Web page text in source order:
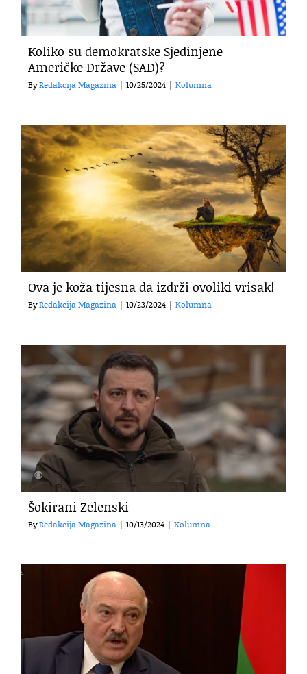
Koliko su demokratske Sjedinjene
Američke Države (SAD)?
ByRedakcija Magazina | 10/25/2024 | Kolumna
Ova je koža tijesna da izdrži ovoliki vrisak!
ByRedakcija Magazina | 10/23/2024 | Kolumna
Šokirani Zelenski
ByRedakcija Magazina | 10/13/2024 | Kolumna